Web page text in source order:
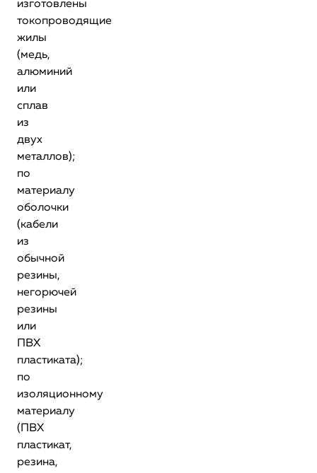
изготовлены
токопроводящие
жилы
(медь,
алюминий
или
сплав
из
двух
металлов);
по
материалу
оболочки
(кабели
из
обычной
резины,
негорючей
резины
или
ПВХ
пластиката);
по
изоляционному
материалу
(ПВХ
пластикат,
резина,